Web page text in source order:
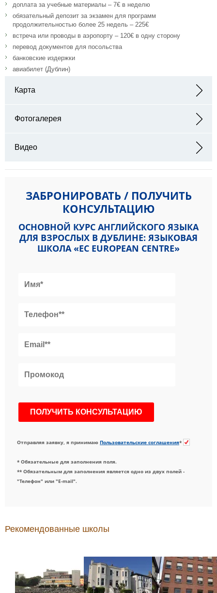
доплата за учебные материалы – 7€ в неделю
обязательный депозит за экзамен для программ
продолжительностью более 25 недель – 225€
встреча или проводы в аэропорту – 120€ в одну сторону
перевод документов для посольства
банковские издержки
авиабилет (Дублин)
Карта
Фотогалерея
Видео
ЗАБРОНИРОВАТЬ / ПОЛУЧИТЬ
КОНСУЛЬТАЦИЮ
ОСНОВНОЙ КУРС АНГЛИЙСКОГО ЯЗЫКА
ДЛЯ ВЗРОСЛЫХ В ДУБЛИНЕ: ЯЗЫКОВАЯ
ШКОЛА «EC EUROPEAN CENTRE»
Отправляя заявку, я принимаю Пользовательские соглашения*
* Обязательные для заполнения поля.
** Обязательным для заполнения является одно из двух полей -
"Телефон" или "E-mail".
Рекомендованные школы